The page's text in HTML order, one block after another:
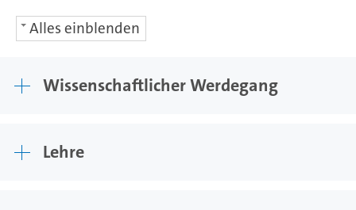
Alles einblenden
Wissenschaftlicher Werdegang
Lehre